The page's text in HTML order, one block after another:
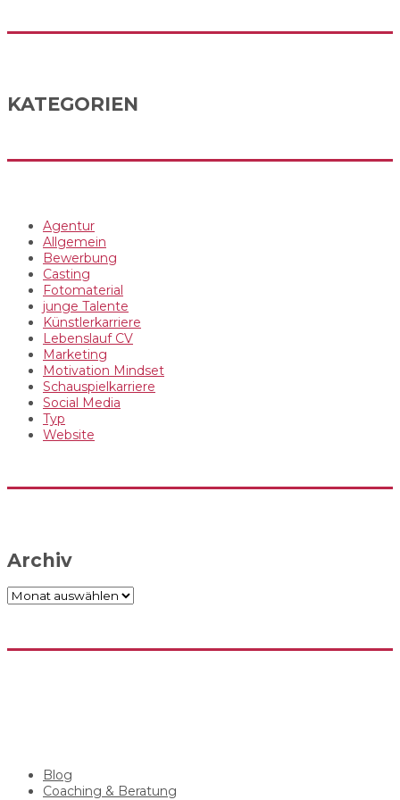
KATEGORIEN
Agentur
Allgemein
Bewerbung
Casting
Fotomaterial
junge Talente
Künstlerkarriere
Lebenslauf CV
Marketing
Motivation Mindset
Schauspielkarriere
Social Media
Typ
Website
Archiv
Archiv
Blog
Coaching & Beratung